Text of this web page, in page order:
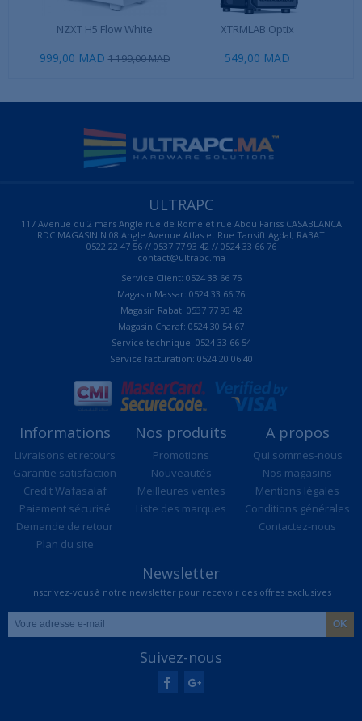
NZXT H5 Flow White
999,00 MAD 1 199,00 MAD
XTRMLAB Optix
549,00 MAD
ULTRAPC
117 Avenue du 2 mars Angle rue de Rome et rue Abou Fariss CASABLANCA
RDC MAGASIN N 08 Angle Avenue Atlas et Rue Tansift Agdal, RABAT
0522 22 47 56 // 0537 77 93 42 // 0524 33 66 76
contact@ultrapc.ma
Service Client: 0524 33 66 75
Magasin Massar: 0524 33 66 76
Magasin Rabat: 0537 77 93 42
Magasin Charaf: 0524 30 54 67
Service technique: 0524 33 66 54
Service facturation: 0524 20 06 40
Informations
Livraisons et retours
Garantie satisfaction
Credit Wafasalaf
Paiement sécurisé
Demande de retour
Plan du site
Nos produits
Promotions
Nouveautés
Meilleures ventes
Liste des marques
A propos
Qui sommes-nous
Nos magasins
Mentions légales
Conditions générales
Contactez-nous
Newsletter
Inscrivez-vous à notre newsletter pour recevoir des offres exclusives
Suivez-nous